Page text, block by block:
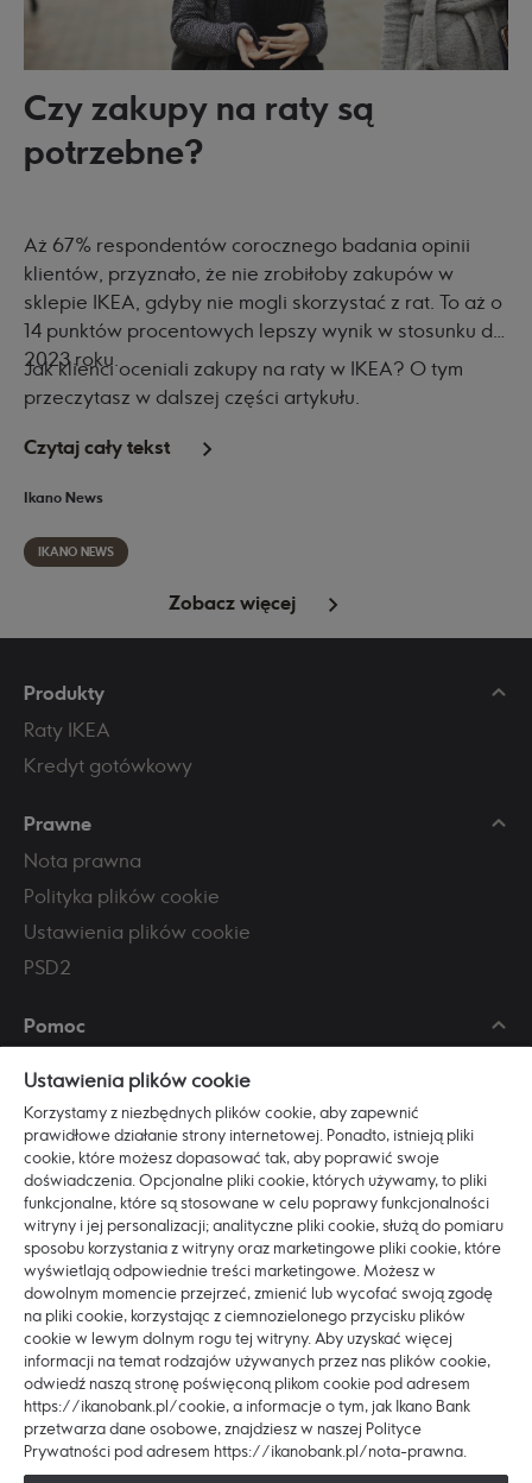
Czy zakupy na raty są
potrzebne?
Aż 67% respondentów corocznego badania opinii
klientów, przyznało, że nie zrobiłoby zakupów w
sklepie IKEA, gdyby nie mogli skorzystać z rat. To aż o
14 punktów procentowych lepszy wynik w stosunku do
2023 roku.
Jak klienci oceniali zakupy na raty w IKEA? O tym
przeczytasz w dalszej części artykułu.
Czytaj cały tekst
Ikano News
IKANO NEWS
Zobacz więcej
Produkty
Raty IKEA
Kredyt gotówkowy
Prawne
Nota prawna
Polityka plików cookie
Ustawienia plików cookie
PSD2
Pomoc
Najczęściej zadawane pytania
Regulaminy i dokumenty
Zasady bezpieczeństwa
Poznaj nas
O Ikano Banku
Pracuj z nami
ESG
Blog
Dostępność
Ustawienia plików cookie
Korzystamy z niezbędnych plików cookie, aby zapewnić
prawidłowe działanie strony internetowej. Ponadto, istnieją pliki
cookie, które możesz dopasować tak, aby poprawić swoje
doświadczenia. Opcjonalne pliki cookie, których używamy, to pliki
funkcjonalne, które są stosowane w celu poprawy funkcjonalności
witryny i jej personalizacji; analityczne pliki cookie, służą do pomiaru
sposobu korzystania z witryny oraz marketingowe pliki cookie, które
wyświetlają odpowiednie treści marketingowe. Możesz w
dowolnym momencie przejrzeć, zmienić lub wycofać swoją zgodę
na pliki cookie, korzystając z ciemnozielonego przycisku plików
cookie w lewym dolnym rogu tej witryny. Aby uzyskać więcej
informacji na temat rodzajów używanych przez nas plików cookie,
odwiedź naszą stronę poświęconą plikom cookie pod adresem
https://ikanobank.pl/cookie, a informacje o tym, jak Ikano Bank
przetwarza dane osobowe, znajdziesz w naszej Polityce
Prywatności pod adresem https://ikanobank.pl/nota-prawna.